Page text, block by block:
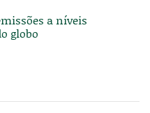
a níveis
globo